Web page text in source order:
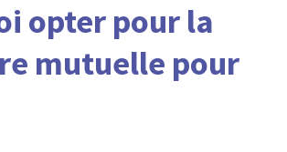
opter pour la
mutuelle pour